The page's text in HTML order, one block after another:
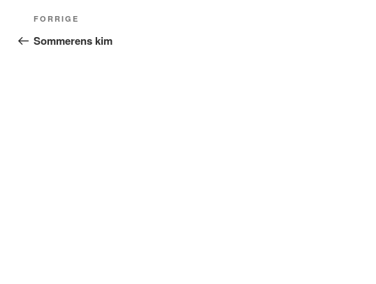
Indlægsnavigation
Forrige
indlæg
FORRIGE
Sommerens kim